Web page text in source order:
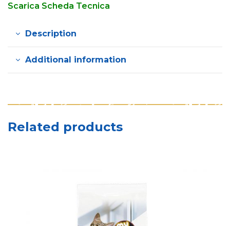
Scarica Scheda Tecnica
Description
Additional information
Related products